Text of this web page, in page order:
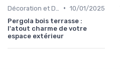
• 10/01/2025
Pergola bois terrasse :
l'atout charme de votre
espace extérieur